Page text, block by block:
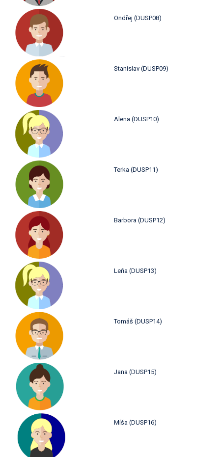
Ondřej (DUSP08)
Stanislav (DUSP09)
Alena (DUSP10)
Terka (DUSP11)
Barbora (DUSP12)
Leňa (DUSP13)
Tomáš (DUSP14)
Jana (DUSP15)
Míša (DUSP16)